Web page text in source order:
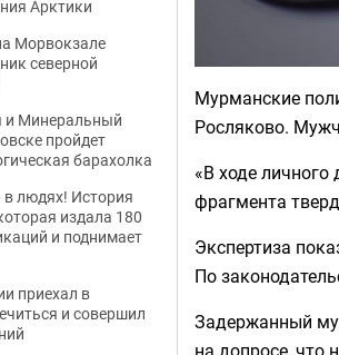
Мурманские
Росляково.
«В ходе
фрагмента
Экспертиза
По
Задержанный
Арктики
Морвокзале
северной
и Минеральный
пройдет
барахолка
людях! История
издала 180
и поднимает
приехал в
и совершил